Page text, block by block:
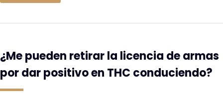
¿Me pueden retirar la licencia de armas
por dar positivo en THC conduciendo?